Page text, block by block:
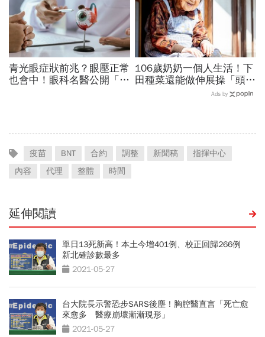
青光眼症狀前兆？眼壓正常
也會中！眼科名醫公開「護
106歲奶奶一個人生活！下
田種菜還能做伸展操「頭貼
腿」...公開8個健康長壽秘
Ads by
疫苗 BNT 合約 調整 新聞稿
指揮中心
內容
代理 整體 時間
延伸閱讀
單日13死新高！本土今增401例、校正回歸266例
新北確診數最多
2021-05-27
台大院長示警恐步SARS後塵！胸腔醫直言「死亡愈
來愈多 醫療崩壞漸漸現形」
2021-05-27